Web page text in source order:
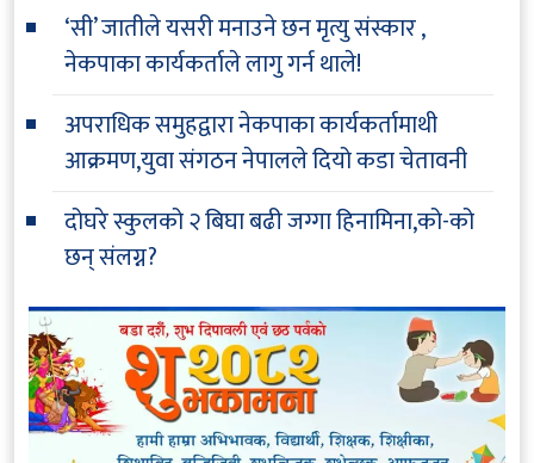
‘सी’ जातीले यसरी मनाउने छन मृत्यु संस्कार ,
नेकपाका कार्यकर्ताले लागु गर्न थाले!
अपराधिक समुहद्वारा नेकपाका कार्यकर्तामाथी
आक्रमण,युवा संगठन नेपालले दियो कडा चेतावनी
दोघरे स्कुलको २ बिघा बढी जग्गा हिनामिना,को-को
छन् संलग्न?